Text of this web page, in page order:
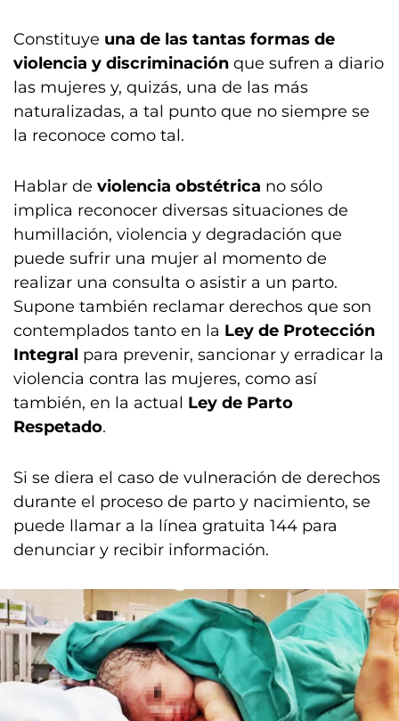
Constituye una de las tantas formas de
violencia y discriminación que sufren a diario
las mujeres y, quizás, una de las más
naturalizadas, a tal punto que no siempre se
la reconoce como tal.
Hablar de violencia obstétrica no sólo
implica reconocer diversas situaciones de
humillación, violencia y degradación que
puede sufrir una mujer al momento de
realizar una consulta o asistir a un parto.
Supone también reclamar derechos que son
contemplados tanto en la Ley de Protección
Integral para prevenir, sancionar y erradicar la
violencia contra las mujeres, como así
también, en la actual Ley de Parto
Respetado.
Si se diera el caso de vulneración de derechos
durante el proceso de parto y nacimiento, se
puede llamar a la línea gratuita 144 para
denunciar y recibir información.